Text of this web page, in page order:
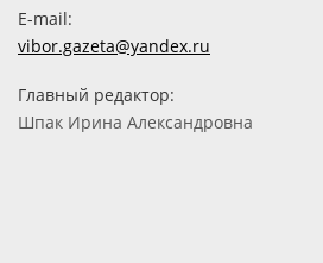
E-mail:
vibor.gazeta@yandex.ru
Главный редактор:
Шпак Ирина Александровна